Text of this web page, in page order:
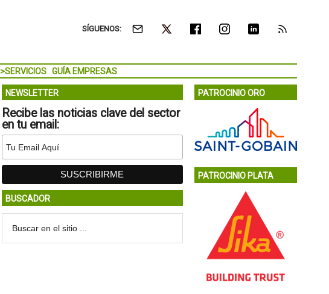
SÍGUENOS:
>SERVICIOS GUÍA EMPRESAS
NEWSLETTER
Recibe las noticias clave del sector
en tu email:
BUSCADOR
PATROCINIO ORO
PATROCINIO PLATA